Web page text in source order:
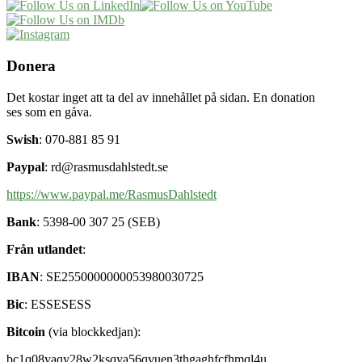
Donera
Det kostar inget att ta del av innehållet på sidan. En donation
ses som en gåva.
Swish: 070-881 85 91
Paypal: rd@rasmusdahlstedt.se
https://www.paypal.me/RasmusDahlstedt
Bank: 5398-00 307 25 (SEB)
Från utlandet:
IBAN: SE2550000000053980030725
Bic: ESSESESS
Bitcoin (via blockkedjan):
bc1q08yaqy28w2ksqya56qvuen3thgaghfcfhmql4u